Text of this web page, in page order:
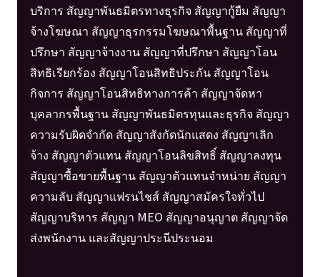
บริการ สัญญาพันธมิตรทางธุรกิจ สัญญากู้ยืม สัญญา
จ้างโฆษณา สัญญาธุรกรรมโฆษณาพื้นฐาน สัญญาที่
ปรึกษา สัญญาจ้างงาน สัญญาที่ปรึกษา สัญญาโอน
สิทธิเรียกร้อง สัญญาโอนสิทธิประกัน สัญญาโอน
กิจการ สัญญาโอนสิทธิทางการค้า สัญญาจัดหา
บุคลากรพื้นฐาน สัญญาพันธมิตรทุนและธุรกิจ สัญญา
ความรับผิดจำกัด สัญญาสังกัดนักแสดง สัญญาเลิก
จ้าง สัญญาตัวแทน สัญญาโอนลิขสิทธิ์ สัญญาลงทุน
สัญญาซื้อขายพื้นฐาน สัญญาตัวแทนจำหน่าย สัญญา
ความลับ สัญญาแฟรนไชส์ สัญญาสมัครใจทั่วไป
สัญญาบริหาร สัญญา MEO สัญญาอนุญาต สัญญาจัด
ส่งพนักงาน และสัญญาประนีประนอม